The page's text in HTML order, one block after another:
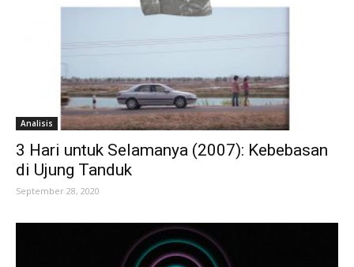
Analisis
3 Hari untuk Selamanya (2007): Kebebasan
di Ujung Tanduk
September 28, 2020